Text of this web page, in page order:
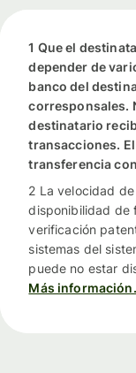
1 Que el
depender de
banco del
corresponsales.
destinatario
transacciones.
transferencia
2 La velocidad
disponibilidad de
verificación
sistemas del
puede no estar
Más información.